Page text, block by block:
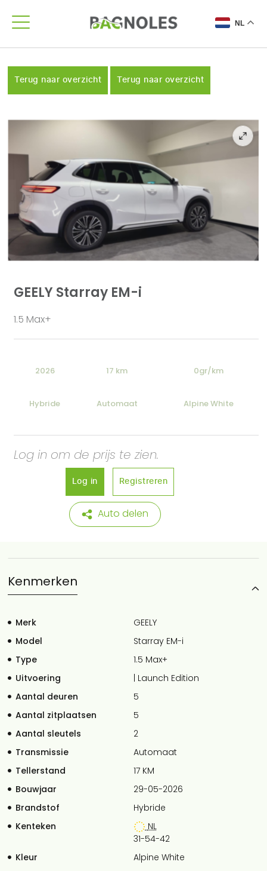
NL
Terug naar overzicht Terug naar overzicht
GEELY Starray EM-i
1.5 Max+
2026 17 km 0gr/km
Hybride Automaat Alpine White
Log in om de prijs te zien.
Log in Registreren
Auto delen
Kenmerken
Merk
GEELY
Model
Starray EM-i
Type
1.5 Max+
Uitvoering
| Launch Edition
Aantal deuren
5
Aantal zitplaatsen
5
Aantal sleutels
2
Transmissie
Automaat
Tellerstand
17 KM
Bouwjaar
29-05-2026
Brandstof
Hybride
Kenteken
NL
31-54-42
Kleur
Alpine White